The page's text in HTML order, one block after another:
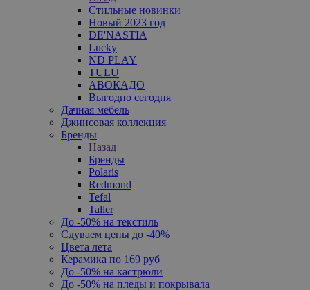
Стильные новинки
Новый 2023 год
DE'NASTIA
Lucky
ND PLAY
TULU
АВОКАДО
Выгодно сегодня
Дачная мебель
Джинсовая коллекция
Бренды
Назад
Бренды
Polaris
Redmond
Tefal
Taller
До -50% на текстиль
Сдуваем цены до -40%
Цвета лета
Керамика по 169 руб
До -50% на кастрюли
До -50% на пледы и покрывала